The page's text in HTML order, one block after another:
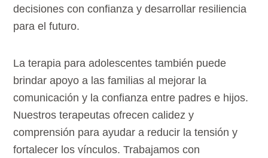
decisiones con confianza y desarrollar resiliencia
para el futuro.
La terapia para adolescentes también puede
brindar apoyo a las familias al mejorar la
comunicación y la confianza entre padres e hijos.
Nuestros terapeutas ofrecen calidez y
comprensión para ayudar a reducir la tensión y
fortalecer los vínculos. Trabajamos con